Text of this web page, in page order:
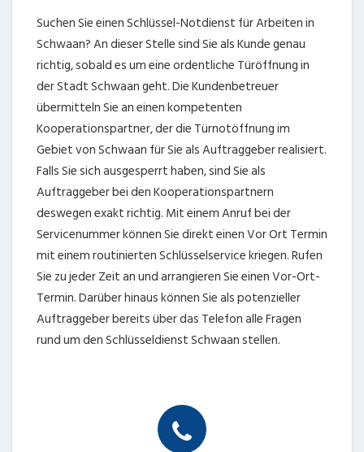
Suchen Sie einen Schlüssel-Notdienst für Arbeiten in
Schwaan? An dieser Stelle sind Sie als Kunde genau
richtig, sobald es um eine ordentliche Türöffnung in
der Stadt Schwaan geht. Die Kundenbetreuer
übermitteln Sie an einen kompetenten
Kooperationspartner, der die Türnotöffnung im
Gebiet von Schwaan für Sie als Auftraggeber realisiert.
Falls Sie sich ausgesperrt haben, sind Sie als
Auftraggeber bei den Kooperationspartnern
deswegen exakt richtig. Mit einem Anruf bei der
Servicenummer können Sie direkt einen Vor Ort Termin
mit einem routinierten Schlüsselservice kriegen. Rufen
Sie zu jeder Zeit an und arrangieren Sie einen Vor-Ort-
Termin. Darüber hinaus können Sie als potenzieller
Auftraggeber bereits über das Telefon alle Fragen
rund um den Schlüsseldienst Schwaan stellen.